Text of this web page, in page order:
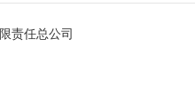
责任总公司